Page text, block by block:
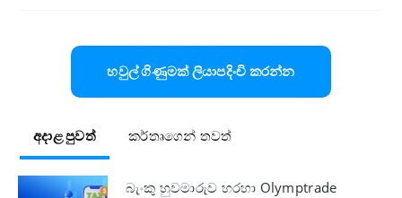
හවුල් ගිණුමක් ලියාපදිංචි කරන්න
අදාළ පුවත් කර්තෘගෙන් තවත්
බැංකු හුවමාරුව හරහා Olymptrade